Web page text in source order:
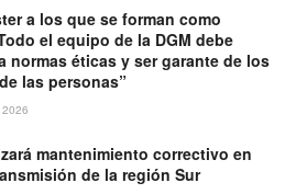
a los que se forman como
el equipo de la DGM debe
normas éticas y ser garante de los
las personas”
mantenimiento correctivo en
de la región Sur